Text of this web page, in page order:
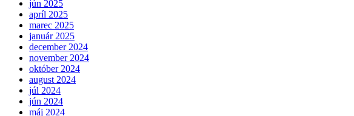
jún 2025
apríl 2025
marec 2025
január 2025
december 2024
november 2024
október 2024
august 2024
júl 2024
jún 2024
máj 2024